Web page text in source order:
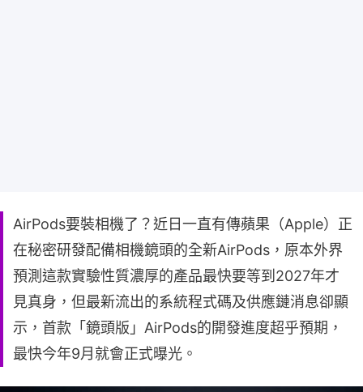
AirPods要裝相機了？近日一直有傳蘋果（Apple）正
在秘密研發配備相機鏡頭的全新AirPods，原本外界
預測這款實驗性質濃厚的產品最快要等到2027年才
見真身，但最新流出的系統程式碼及供應鏈消息卻顯
示，首款「鏡頭版」AirPods的開發進度超乎預期，
最快今年9月就會正式曝光。